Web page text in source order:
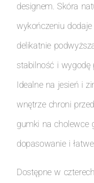
designem. Skóra
wykończeniu
delikatnie
stabilność i wygodę
Idealne na jesień i
wnętrze chroni
gumki na cholewce
dopasowanie i łatwe
Dostępne w